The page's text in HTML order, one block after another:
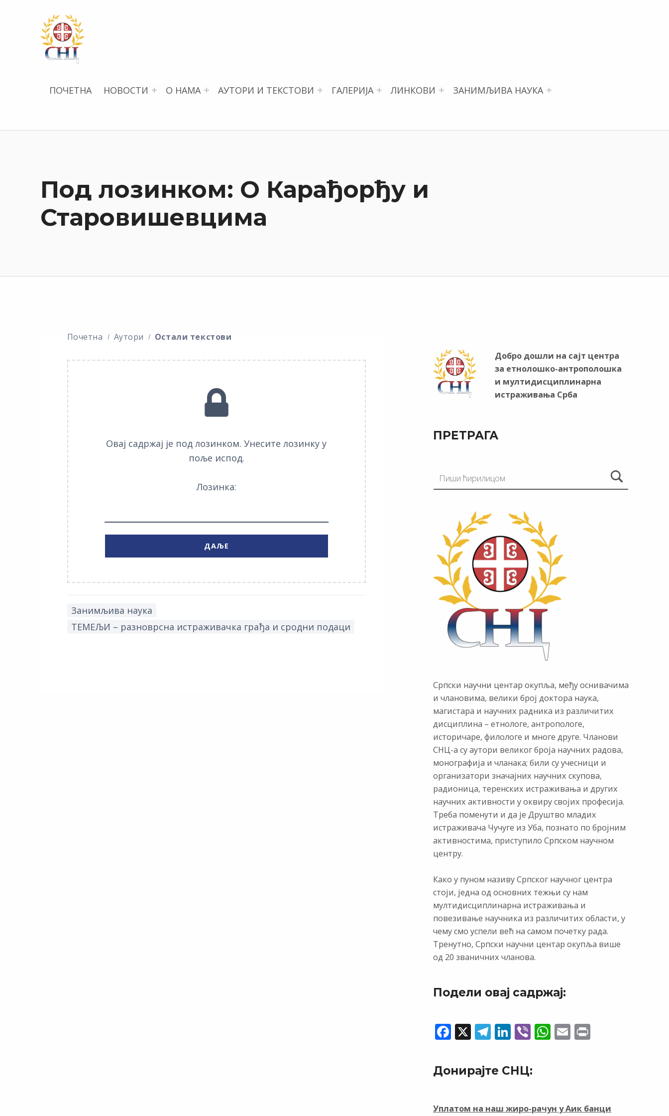
ПОЧЕТНА НОВОСТИ О НАМА АУТОРИ И ТЕКСТОВИ ГАЛЕРИЈА ЛИНКОВИ ЗАНИМЉИВА НАУКА
Под лозинком: О Карађорђу и
Старовишевцима
Почетна Аутори Остали текстови
Овај садржај је под лозинком. Унесите лозинку у
поље испод.
Лозинка:
Занимљива наука
ТЕМЕЉИ – разноврсна истраживачка грађа и сродни подаци
Добро дошли на сајт центра
за етнолошко-антрополошка
и мултидисциплинарна
истраживања Срба
ПРЕТРАГА
Српски научни центар окупља, међу оснивачима
и члановима, велики број доктора наука,
магистара и научних радника из различитих
дисциплина – етнологе, антропологе,
историчаре, филологе и многе друге. Чланови
СНЦ-а су аутори великог броја научних радова,
монографија и чланака; били су учесници и
организатори значајних научних скупова,
радионица, теренских истраживања и других
научних активности у оквиру својих професија.
Треба поменути и да је Друштво младих
истраживача Чучуге из Уба, познато по бројним
активностима, приступило Српском научном
центру.
Како у пуном називу Српског научног центра
стоји, једна од основних тежњи су нам
мултидисциплинарна истраживања и
повезивање научника из различитих области, у
чему смо успели већ на самом почетку рада.
Тренутно, Српски научни центар окупља више
од 20 званичних чланова.
Подели овај садржај:
F
e
b
o
X T
e
gr
m
Li
k
e
n
Vi
er
W
p
E
Донирајте СНЦ:
Уплатом на наш жиро-рачун у Аик банци